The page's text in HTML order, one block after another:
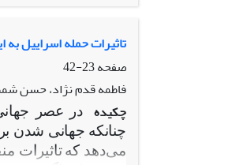
- ایرانی باقی ماندند.
ملی دولت در آن
هم ایجابی همچون
موضوعات درجامعه،
تاثیرات حمله اسراییل
صفحه23-42
فاطمه قدم نژاد، حسن
چکیده
در عصر
چنانکه جهانی شدن
می‌دهد کهتاثیرات